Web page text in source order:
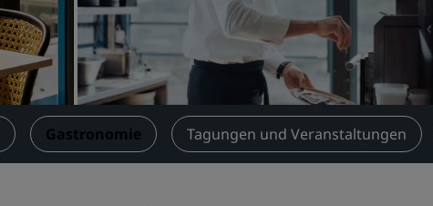
Einen
Fordern Sie ein
Veranstaltungsorte
Branchenlösungen
Flüge suchen
Gastronomie Tagungen und Veranstaltungen